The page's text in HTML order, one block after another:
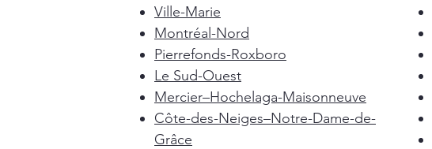
Ville-Marie
Montréal-Nord
Pierrefonds-Roxboro
Le Sud-Ouest
Mercier–Hochelaga-Maisonneuve
Côte-des-Neiges–Notre-Dame-de-
Grâce